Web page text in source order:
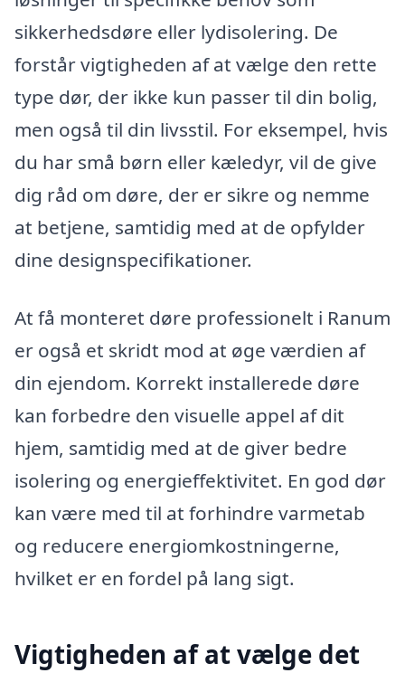
sikkerhedsdøre eller lydisolering. De
forstår vigtigheden af at vælge den rette
type dør, der ikke kun passer til din bolig,
men også til din livsstil. For eksempel, hvis
du har små børn eller kæledyr, vil de give
dig råd om døre, der er sikre og nemme
at betjene, samtidig med at de opfylder
dine designspecifikationer.
At få monteret døre professionelt i Ranum
er også et skridt mod at øge værdien af
din ejendom. Korrekt installerede døre
kan forbedre den visuelle appel af dit
hjem, samtidig med at de giver bedre
isolering og energieffektivitet. En god dør
kan være med til at forhindre varmetab
og reducere energiomkostningerne,
hvilket er en fordel på lang sigt.
Vigtigheden af at vælge det